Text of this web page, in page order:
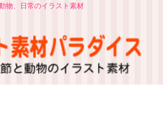
物、日常のイラスト素材